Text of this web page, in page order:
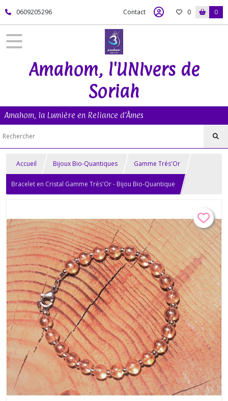
0609205296 Contact 0 0
Amahom, l'UNIvers de
Soriah
Amahom, la Lumière en Reliance d'Âmes
Accueil Bijoux Bio-Quantiques Gamme Trés'Or
Bracelet en Cristal Gamme Trés'Or - Bijou Bio-Quantique